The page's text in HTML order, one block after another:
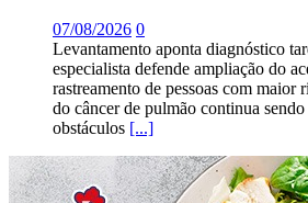
07/08/2026 0
Levantamento aponta diagnóstico
especialista defende ampliação do
rastreamento de pessoas com
do câncer de pulmão continua
obstáculos [...]